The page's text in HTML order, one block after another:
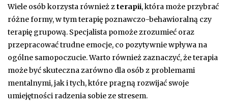
Wiele osób korzysta również zterapii, która może przybrać
różne formy, w tym terapię poznawczo-behawioralną czy
terapię grupową. Specjalista pomoże zrozumieć oraz
przepracować trudne emocje, co pozytywnie wpływa na
ogólne samopoczucie. Warto również zaznaczyć, że terapia
może być skuteczna zarówno dla osób z problemami
mentalnymi, jak i tych, które pragną rozwijać swoje
umiejętności radzenia sobie ze stresem.